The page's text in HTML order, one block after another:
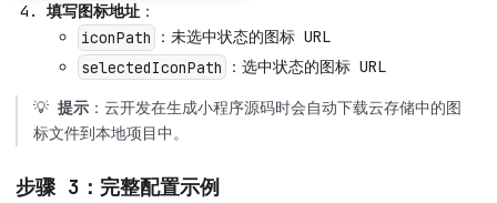
填写图标地址 ：
iconPath
：未选中状态的图标 URL
selectedIconPath
：选中状态的图标 URL
💡 提示 ：云开发在生成小程序源码时会自动下载云存储中的图
标文件到本地项目中。
步骤 3：完整配置示例